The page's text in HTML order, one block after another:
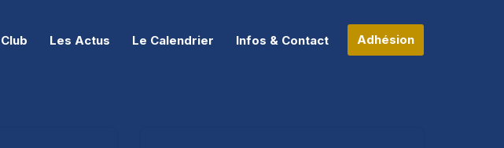
Les Actus Le Calendrier Infos & Contact Adhésion